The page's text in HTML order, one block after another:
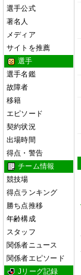
選手公式
著名人
メディア
サイトを推薦
選手
選手名鑑
故障者
移籍
エピソード
契約状況
出場時間
得点・警告
チーム情報
競技場
得点ランキング
勝ち点推移
年齢構成
スタッフ
関係者ニュース
関係者エピソード
Jリーグ記録